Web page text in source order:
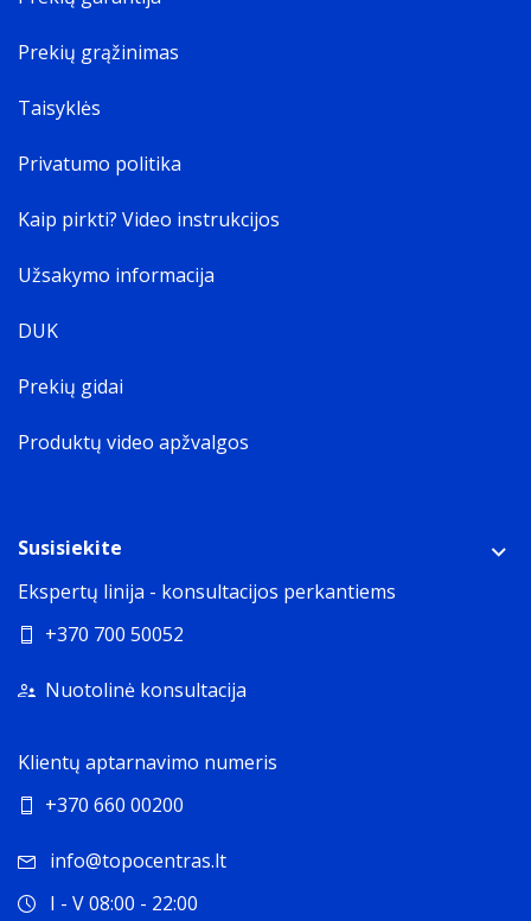
Prekių grąžinimas
Taisyklės
Privatumo politika
Kaip pirkti? Video instrukcijos
Užsakymo informacija
DUK
Prekių gidai
Produktų video apžvalgos
Susisiekite
Ekspertų linija - konsultacijos perkantiems
+370 700 50052
Nuotolinė konsultacija
Klientų aptarnavimo numeris
+370 660 00200
info@topocentras.lt
I - V 08:00 - 22:00